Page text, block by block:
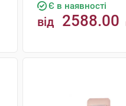
Є в наявності
від 2588.00